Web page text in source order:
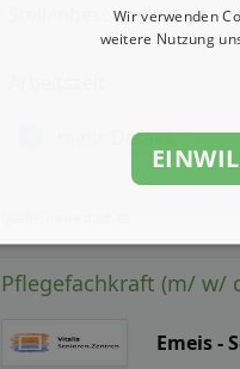
Stellenbeschreibung:
mehr Details
Pflegefachkraft (m/ w/
Emeis -
Wir verwenden
weitere Nutzung